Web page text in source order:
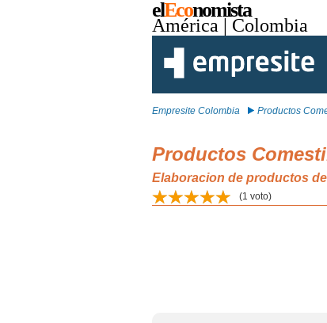
elEconomista
América | Colombia
Empresite Colombia Productos
Productos
Elaboracion de productos
(1 voto)